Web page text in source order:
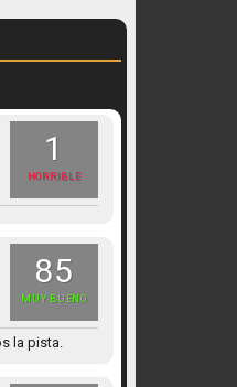
1
HORRIBLE
85
MUY BUENO
la pista.